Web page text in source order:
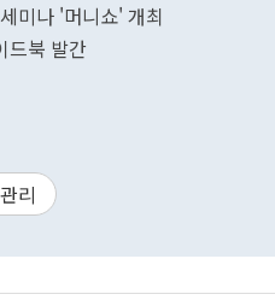
미나 '머니쇼' 개최
드북 발간
리